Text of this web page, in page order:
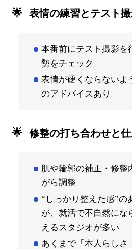
表情の練習とテスト
本番前にテスト撮影を
勢をチェック
表情が硬くならないよ
のアドバイスあり
修整の打ち合わせと
肌や輪郭の補正・修整
がら調整
“しっかり整えた感”の
が、就活で不自然にな
えるスタジオが多い
あくまで「本人らしさ